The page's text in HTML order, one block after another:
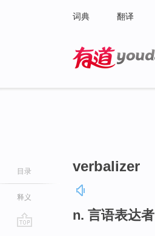
词典 翻译
目录
释义
verbalizer
n. 言语表达者